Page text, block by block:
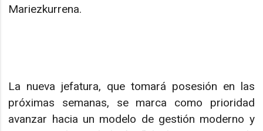
Mariezkurrena.
La nueva jefatura, que tomará posesión en las
próximas semanas, se marca como prioridad
avanzar hacia un modelo de gestión moderno y